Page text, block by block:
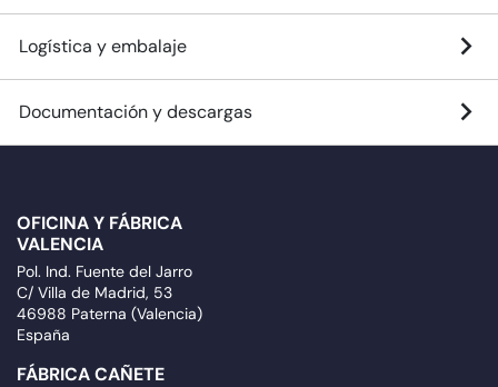
Logística y embalaje
Documentación y descargas
OFICINA Y FÁBRICA
VALENCIA
Pol. Ind. Fuente del Jarro
C/ Villa de Madrid, 53
46988 Paterna (Valencia)
España
FÁBRICA CAÑETE